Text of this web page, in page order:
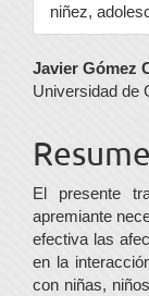
niñez,
del
artículo
Javier Gómez
Universidad de
El presente
apremiante
efectiva las
en la
con niñas,